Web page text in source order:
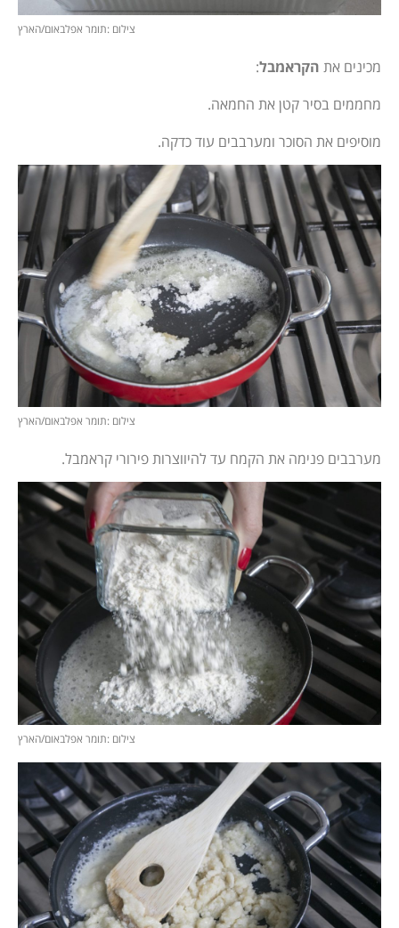
צילום :תומר אפלבאום/הארץ
מכינים את הקראמבל:
מחממים בסיר קטן את החמאה.
מוסיפים את הסוכר ומערבבים עוד כדקה.
צילום :תומר אפלבאום/הארץ
מערבבים פנימה את הקמח עד להיווצרות פירורי קראמבל.
צילום :תומר אפלבאום/הארץ